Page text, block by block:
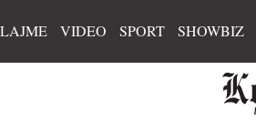
LAJME VIDEO SPORT SHOWBIZ